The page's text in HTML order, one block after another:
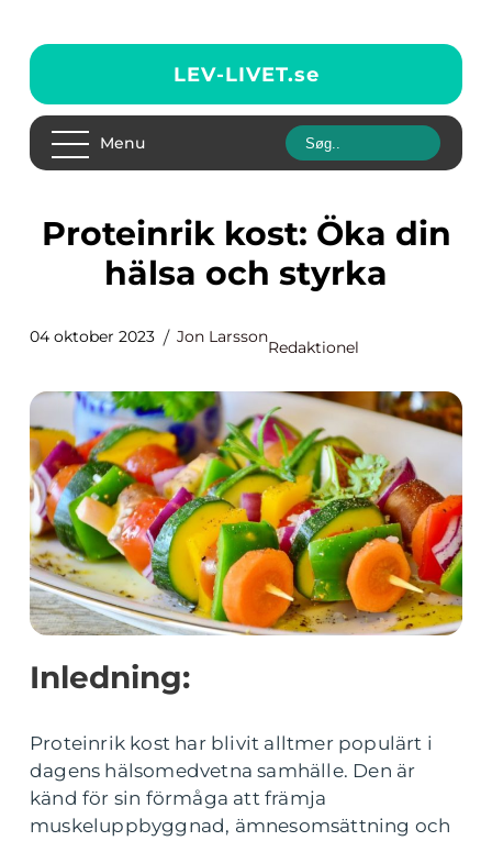
LEV-LIVET.se
Menu
Proteinrik kost: Öka din
hälsa och styrka
04 oktober 2023 Jon Larsson
Redaktionel
Inledning:
Proteinrik kost har blivit alltmer populärt i
dagens hälsomedvetna samhälle. Den är
känd för sin förmåga att främja
muskeluppbyggnad, ämnesomsättning och